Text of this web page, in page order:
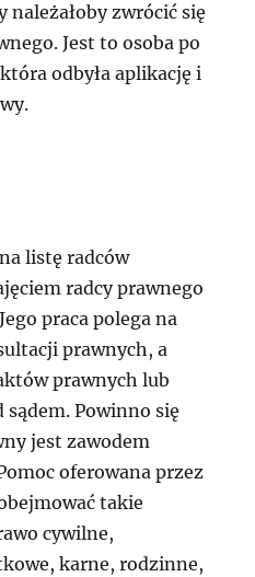
należałoby zwrócić się
Jest to osoba po
odbyła aplikację i
listę radców
radcy prawnego
praca polega na
prawnych, a
prawnych lub
Powinno się
jest zawodem
oferowana przez
takie
cywilne,
karne, rodzinne,